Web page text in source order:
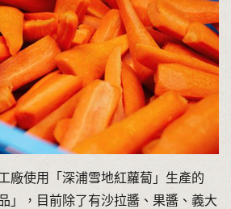
廠使用「深浦雪地紅蘿蔔」生產的
」，目前除了有沙拉醬、果醬、義大